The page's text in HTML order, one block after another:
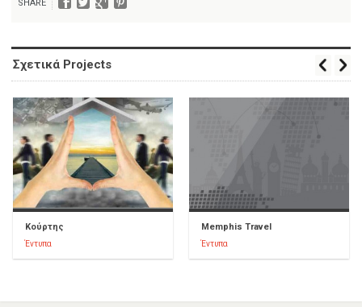
SHARE
Σχετικά Projects
Κούρτης
Έντυπα
Memphis Travel
Έντυπα